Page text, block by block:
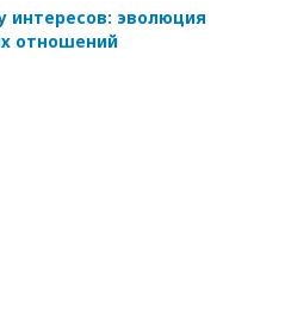
интересов: эволюция
отношений